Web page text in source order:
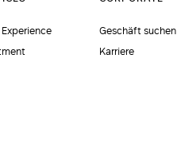
Geschäft suchen
Karriere